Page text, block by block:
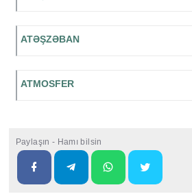
ATƏŞZƏBAN
ATMOSFER
Paylaşın - Hamı bilsin